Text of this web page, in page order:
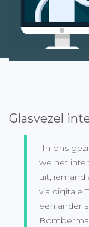
Glasvezel
“In ons
we het
uit, iemand
via digitale
een ander